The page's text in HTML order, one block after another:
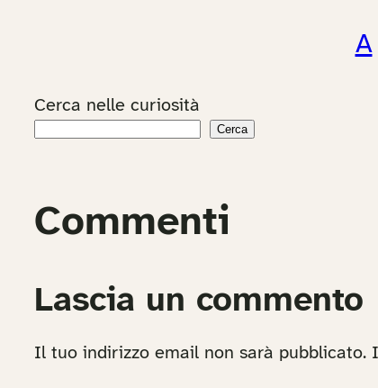
A
Cerca nelle curiosità
Cerca
Commenti
Lascia un commento
Il tuo indirizzo email non sarà pubblicato.